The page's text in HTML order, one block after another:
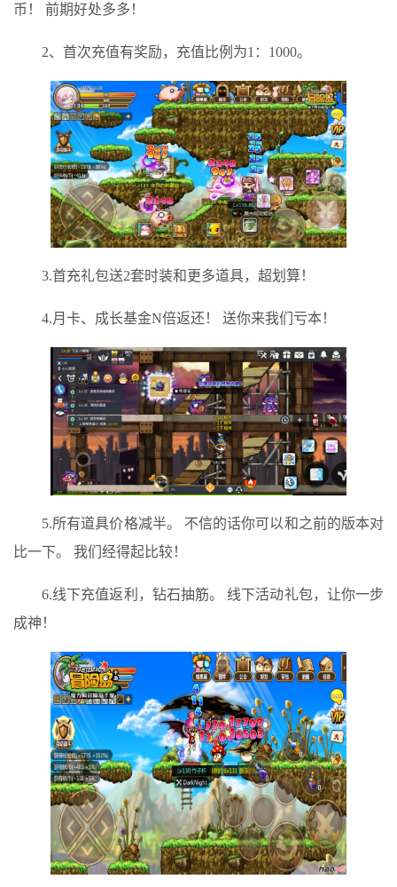
币！ 前期好处多多！
2、首次充值有奖励，充值比例为1：1000。
3.首充礼包送2套时装和更多道具，超划算！
4.月卡、成长基金N倍返还！ 送你来我们亏本！
5.所有道具价格减半。 不信的话你可以和之前的版本对
比一下。 我们经得起比较！
6.线下充值返利，钻石抽筋。 线下活动礼包，让你一步
成神！